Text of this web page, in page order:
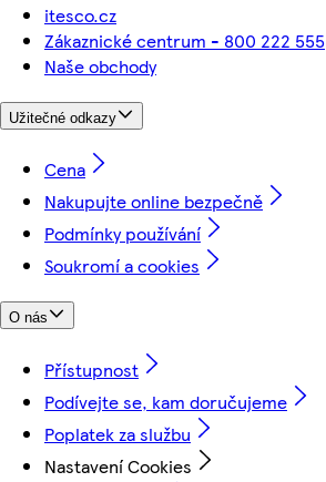
itesco.cz
Zákaznické centrum - 800 222 555
Naše obchody
Užitečné odkazy
Cena
Nakupujte online bezpečně
Podmínky používání
Soukromí a cookies
O nás
Přístupnost
Podívejte se, kam doručujeme
Poplatek za službu
Nastavení Cookies